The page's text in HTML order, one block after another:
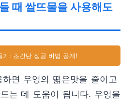
때 쌀뜨물을 사용해도
기: 초간단 성공 비법 공개!
면 우엉의 떫은맛을 줄이고
는 데 도움이 됩니다. 우엉을